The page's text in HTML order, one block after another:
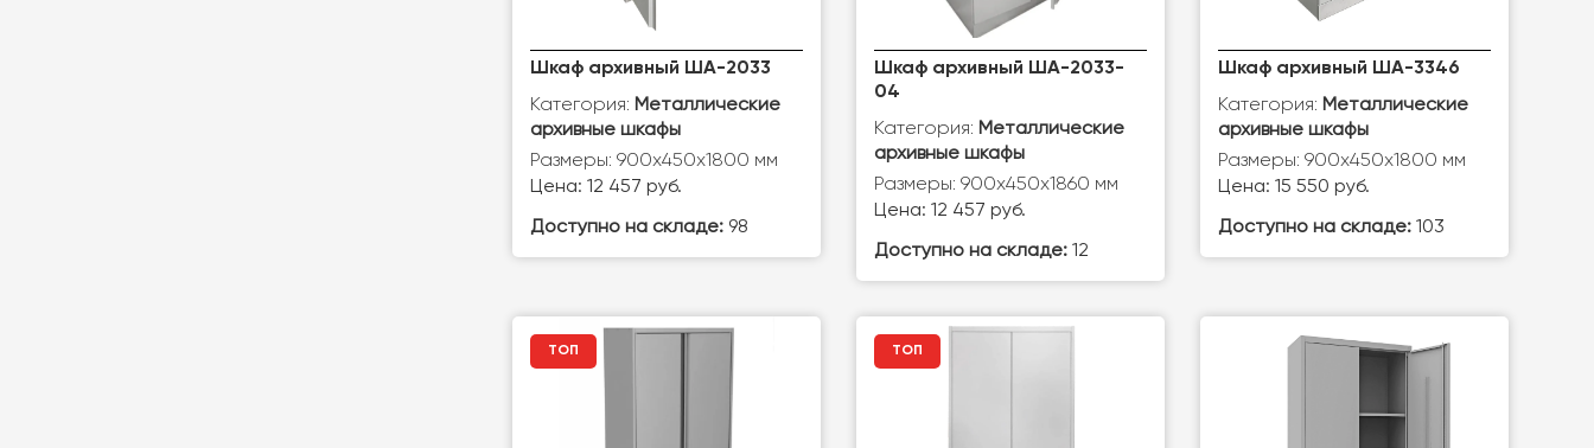
Шкаф архивный ША-2033
Категория: Металлические
архивные шкафы
Размеры: 900х450х1800 мм
Цена: 12 457 руб.
Доступно на складе: 98
Шкаф архивный ША-2033-
04
Категория: Металлические
архивные шкафы
Размеры: 900х450х1860 мм
Цена: 12 457 руб.
Доступно на складе:12
Шкаф архивный ША-3346
Категория: Металлические
архивные шкафы
Размеры: 900х450х1800 мм
Цена: 15 550 руб.
Доступно на складе:103
ТОП ТОП